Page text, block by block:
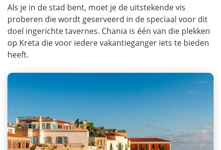
Als je in de stad bent, moet je de uitstekende vis
proberen die wordt geserveerd in de speciaal voor dit
doel ingerichte tavernes. Chania is één van die plekken
op Kreta die voor iedere vakantieganger iets te bieden
heeft.